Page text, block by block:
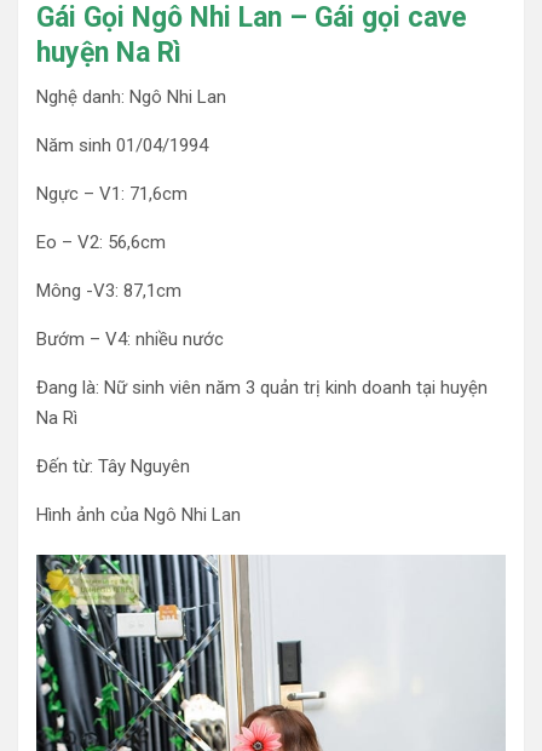
Gái Gọi Ngô Nhi Lan – Gái gọi cave
huyện Na Rì
Nghệ danh: Ngô Nhi Lan
Năm sinh 01/04/1994
Ngực – V1: 71,6cm
Eo – V2: 56,6cm
Mông -V3: 87,1cm
Bướm – V4: nhiều nước
Đang là: Nữ sinh viên năm 3 quản trị kinh doanh tại huyện
Na Rì
Đến từ: Tây Nguyên
Hình ảnh của Ngô Nhi Lan